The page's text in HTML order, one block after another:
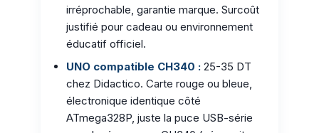
irréprochable, garantie marque. Surcoût
justifié pour cadeau ou environnement
éducatif officiel.
UNO compatible CH340 : 25-35 DT
chez Didactico. Carte rouge ou bleue,
électronique identique côté
ATmega328P, juste la puce USB-série